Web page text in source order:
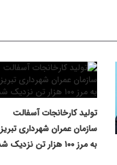
تولید کارخانجات آسفالت
سازمان عمران شهرداری تبریز
به مرز ۱۰۰ هزار تن نزدیک شد